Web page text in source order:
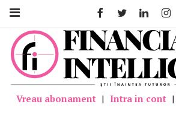
Vreau abonament | Intra in cont |
FacebookTwitter Linkedin